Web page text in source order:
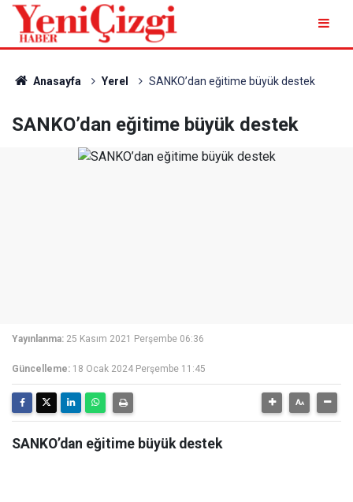
Anasayfa Yerel SANKO’dan eğitime büyük destek
SANKO’dan eğitime büyük destek
Yayınlanma: 25 Kasım 2021 Perşembe 06:36
Güncelleme: 18 Ocak 2024 Perşembe 11:45
SANKO’dan eğitime büyük destek